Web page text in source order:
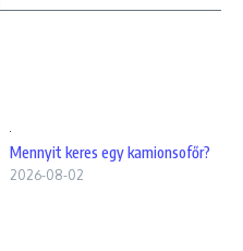
Mennyit keres egy kamionsofőr?
2026-08-02